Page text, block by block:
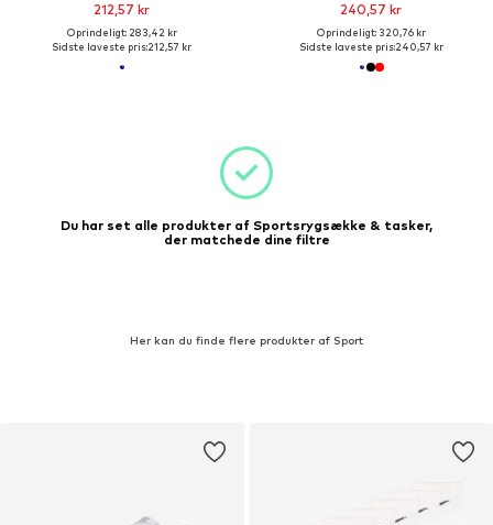
212,57 kr
Oprindeligt: 283,42 kr
Sidste laveste pris:212,57 kr
240,57 kr
Oprindeligt: 320,76 kr
Sidste laveste pris:240,57 kr
Du har set alle produkter af Sportsrygsække & tasker,
der matchede dine filtre
Her kan du finde flere produkter af Sport